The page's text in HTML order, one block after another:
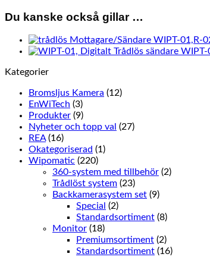
Du kanske också gillar …
WIPT-01,R-
WIPT-
Kategorier
Bromsljus Kamera (12)
EnWiTech (3)
Produkter (9)
Nyheter och topp val (27)
REA (16)
Okategoriserad (1)
Wipomatic (220)
360-system med tillbehör (2)
Trådlöst system (23)
Backkamerasystem set (9)
Special (2)
Standardsortiment (8)
Monitor (18)
Premiumsortiment (2)
Standardsortiment (16)